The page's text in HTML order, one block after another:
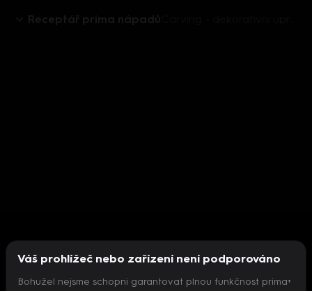
Receptář prima nápadů
Váš prohlížeč nebo zařízení není podporováno
Bohužel nejsme schopni garantovat plnou funkčnost prima+